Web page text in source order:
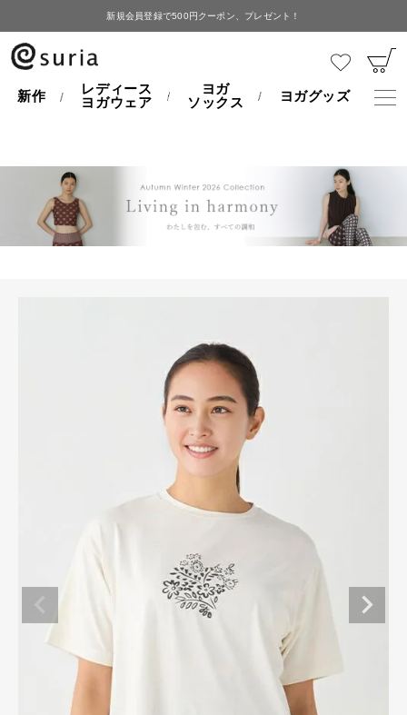
新規会員登録で500円クーポン、プレゼント！
新作
レディース
ヨガウェア
ヨガ
ソックス
ヨガグッズ